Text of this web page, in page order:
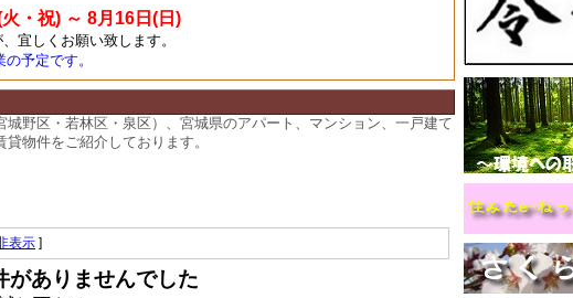
・祝) ～ 8月16日(日)
宜しくお願い致します。
予定です。
城野区・若林区・泉区）、宮城県のアパート、マンション、一戸建て
物件をご紹介しております。
表示 ]
がありませんでした